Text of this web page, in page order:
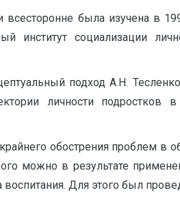
была изучена в
институт социализации
подход А.Н.
личности подростков
обострения проблем в
можно в результате
Для этого был